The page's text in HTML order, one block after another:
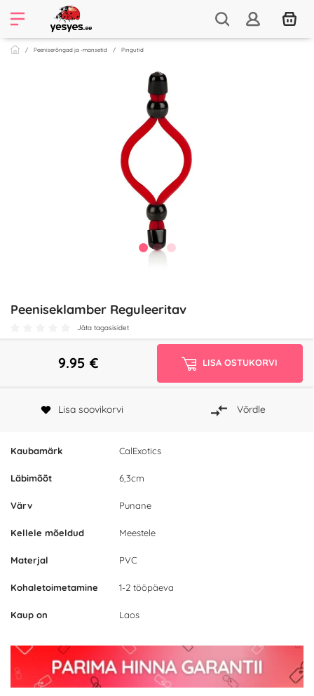
Peeniserõngad ja -mansetid Pingutid
Peeniseklamber Reguleeritav
Jäta tagasisidet
Kaubamärk CalExotics
Läbimõõt 6,3cm
Värv Punane
Kellele mõeldud Meestele
Materjal PVC
Kohaletoimetamine 1-2 tööpäeva
Kaup on Laos
9.95 € LISA OSTUKORVI
Lisa soovikorvi Võrdle